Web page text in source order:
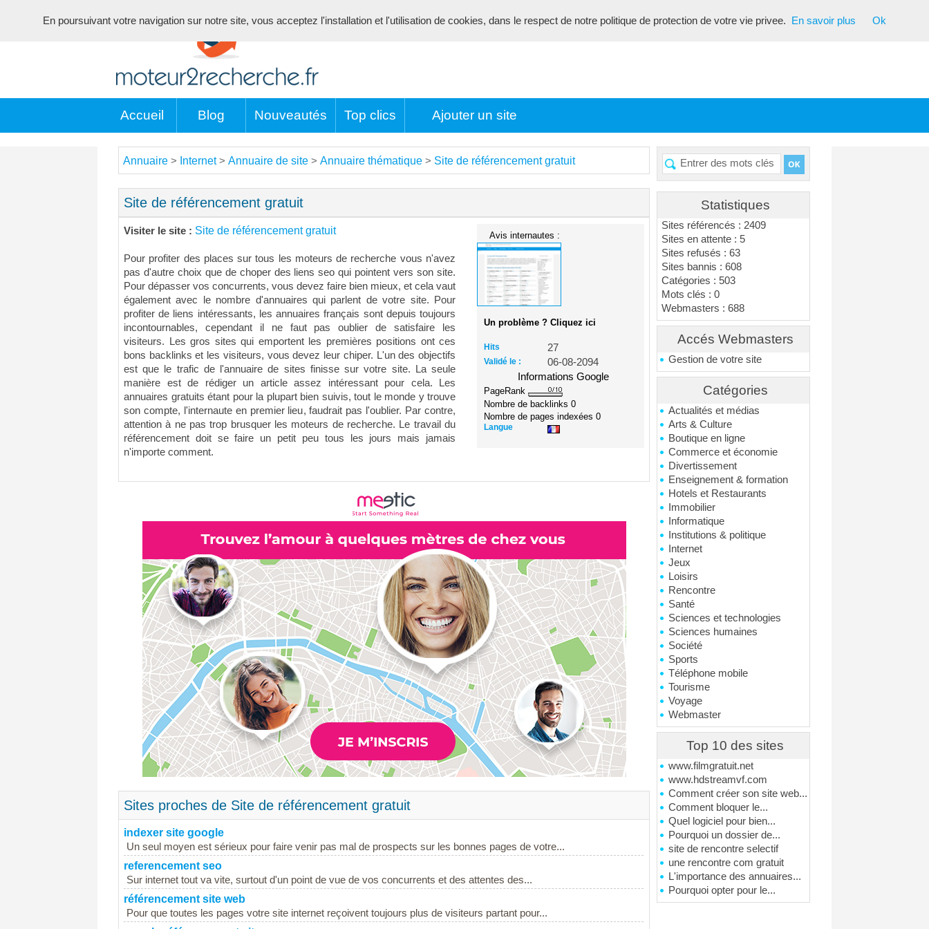
Accueil Blog Nouveautés Top clics Ajouter un site
Statistiques
Sites référencés : 2409
Sites en attente : 5
Sites refusés : 63
Sites bannis : 608
Catégories : 503
Mots clés : 0
Webmasters : 688
Accés Webmasters
Gestion de votre site
Catégories
Actualités et médias
Arts & Culture
Boutique en ligne
Commerce et économie
Divertissement
Enseignement & formation
Hotels et Restaurants
Immobilier
Informatique
Institutions & politique
Internet
Jeux
Loisirs
Rencontre
Santé
Sciences et technologies
Sciences humaines
Société
Sports
Téléphone mobile
Tourisme
Voyage
Webmaster
Top 10 des sites
www.filmgratuit.net
www.hdstreamvf.com
Comment créer son site web...
Comment bloquer le...
Quel logiciel pour bien...
Pourquoi un dossier de...
site de rencontre selectif
une rencontre com gratuit
L'importance des annuaires...
Pourquoi opter pour le...
Annuaire > Internet> Annuaire de site > Annuaire thématique > Site de référencement gratuit
Site de référencement gratuit
Visiter le site : Site de référencement gratuit
Pour profiter des places sur tous les moteurs de recherche vous n'avez
pas d'autre choix que de choper des liens seo qui pointent vers son site.
Pour dépasser vos concurrents, vous devez faire bien mieux, et cela vaut
également avec le nombre d'annuaires qui parlent de votre site. Pour
profiter de liens intéressants, les annuaires français sont depuis toujours
incontournables, cependant il ne faut pas oublier de satisfaire les
visiteurs. Les gros sites qui emportent les premières positions ont ces
bons backlinks et les visiteurs, vous devez leur chiper. L'un des objectifs
est que le trafic de l'annuaire de sites finisse sur votre site. La seule
manière est de rédiger un article assez intéressant pour cela. Les
annuaires gratuits étant pour la plupart bien suivis, tout le monde y trouve
son compte, l'internaute en premier lieu, faudrait pas l'oublier. Par contre,
attention à ne pas trop brusquer les moteurs de recherche. Le travail du
référencement doit se faire un petit peu tous les jours mais jamais
n'importe comment.
Avis internautes :
Un problème ? Cliquez ici
Hits 27
Validé le :
06-08-2094
Informations Google
PageRank
Nombre de backlinks0
Nombre de pages indexées0
Langue
Sites proches de Site de référencement gratuit
indexer site google
Un seul moyen est sérieux pour faire venir pas mal de prospects sur les bonnes pages de votre...
referencement seo
Sur internet tout va vite, surtout d'un point de vue de vos concurrents et des attentes des...
référencement site web
Pour que toutes les pages votre site internet reçoivent toujours plus de visiteurs partant pour...
En poursuivant votre navigation sur notre site, vous acceptez l'installation et l'utilisation de cookies, dans le respect de notre politique de protection de votre vie privee. En savoir plus Ok